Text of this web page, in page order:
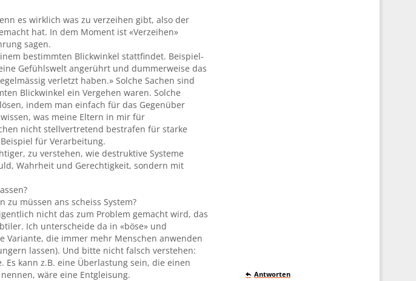
es wirklich was zu verzeihen gibt, also der
hat. In dem Moment ist «Verzeihen»
sagen.
bestimmten Blickwinkel stattfindet. Beispiel-
Gefühlswelt angerührt und dummerweise das
verletzt haben.» Solche Sachen sind
Blickwinkel ein Vergehen waren. Solche
indem man einfach für das Gegenüber
was meine Eltern in mir für
nicht stellvertretend bestrafen für starke
für Verarbeitung.
zu verstehen, wie destruktive Systeme
Wahrheit und Gerechtigkeit, sondern mit
müssen ans scheiss System?
nicht das zum Problem gemacht wird, das
Ich unterscheide da in «böse» und
Variante, die immer mehr Menschen anwenden
lassen). Und bitte nicht falsch verstehen:
kann z.B. eine Überlastung sein, die einen
wäre eine Entgleisung.
Antworten